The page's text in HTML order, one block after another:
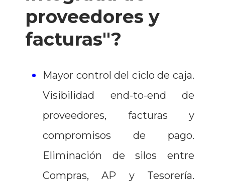
proveedores y
facturas"?
Mayor control del ciclo de caja.
Visibilidad end-to-end de
proveedores, facturas y
compromisos de pago.
Eliminación de silos entre
Compras, AP y Tesorería.